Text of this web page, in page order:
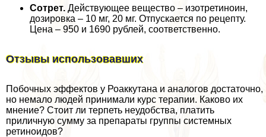
Сотрет. Действующее вещество – изотретиноин,
дозировка – 10 мг, 20 мг. Отпускается по рецепту.
Цена – 950 и 1690 рублей, соответственно.
Отзывы использовавших
Побочных эффектов у Роаккутана и аналогов достаточно,
но немало людей принимали курс терапии. Каково их
мнение? Стоит ли терпеть неудобства, платить
приличную сумму за препараты группы системных
ретиноидов?